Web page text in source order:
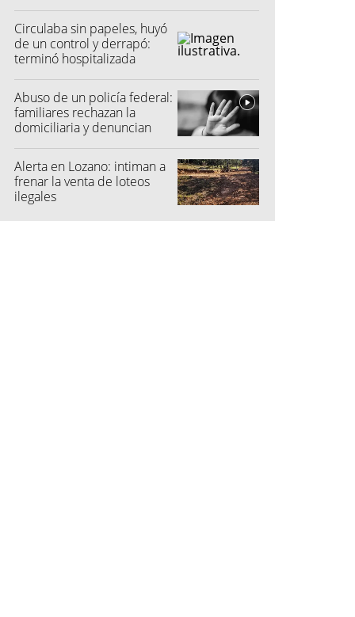
Circulaba sin papeles, huyó
de un control y derrapó:
terminó hospitalizada
Abuso de un policía federal:
familiares rechazan la
domiciliaria y denuncian
Alerta en Lozano: intiman a
frenar la venta de loteos
ilegales